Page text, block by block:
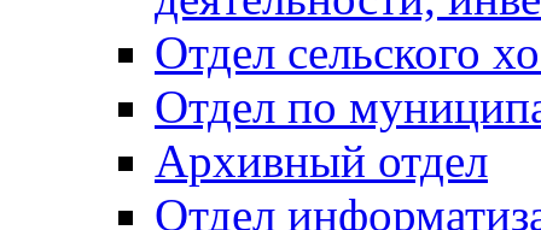
Отдел сельского
Отдел по
Архивный отдел
Отдел